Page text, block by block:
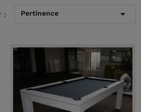
: Pertinence 